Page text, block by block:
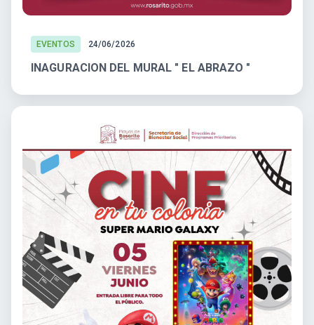
EVENTOS 24/06/2026
INAGURACION DEL MURAL " EL ABRAZO "